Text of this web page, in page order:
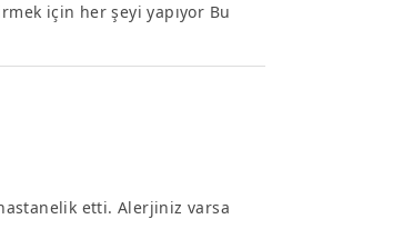
için her şeyi yapıyor Bu
etti. Alerjiniz varsa